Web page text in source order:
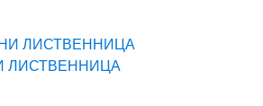
ЛИСТВЕННИЦА